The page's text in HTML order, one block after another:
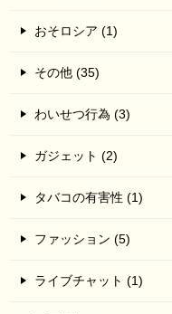
おそロシア (1)
その他 (35)
わいせつ行為 (3)
ガジェット (2)
タバコの有害性 (1)
ファッション (5)
ライブチャット (1)